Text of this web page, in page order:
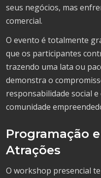
seus negócios, mas
comercial.
O evento é totalmente
que os participantes
trazendo uma lata ou
demonstra o
responsabilidade social
comunidade
Programação
Atrações
O workshop presencial